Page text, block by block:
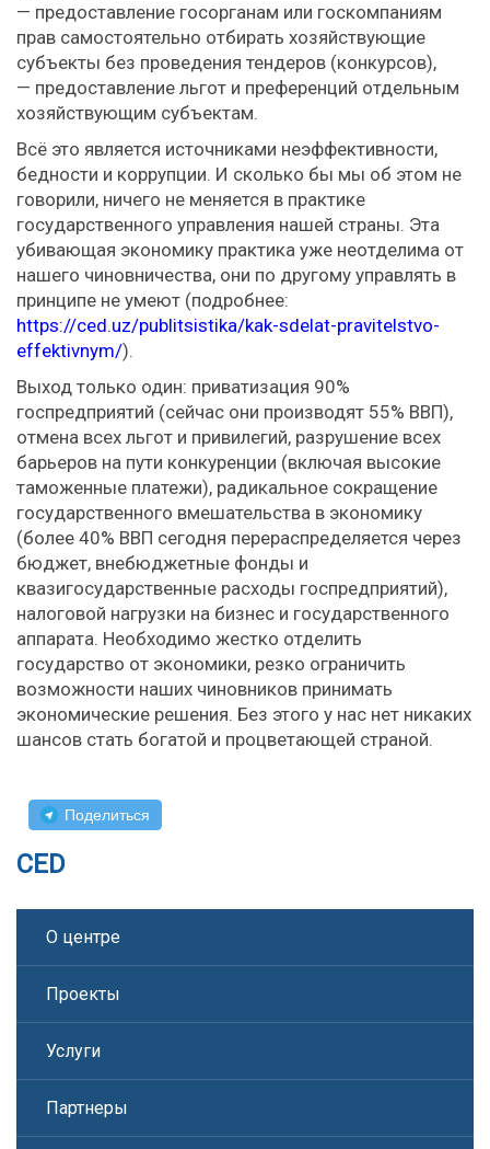
— предоставление госорганам или госкомпаниям
прав самостоятельно отбирать хозяйствующие
субъекты без проведения тендеров (конкурсов),
— предоставление льгот и преференций отдельным
хозяйствующим субъектам.
Всё это является источниками неэффективности,
бедности и коррупции. И сколько бы мы об этом не
говорили, ничего не меняется в практике
государственного управления нашей страны. Эта
убивающая экономику практика уже неотделима от
нашего чиновничества, они по другому управлять в
принципе не умеют (подробнее:
https://ced.uz/publitsistika/kak-sdelat-pravitelstvo-
effektivnym/).
Выход только один: приватизация 90%
госпредприятий (сейчас они производят 55% ВВП),
отмена всех льгот и привилегий, разрушение всех
барьеров на пути конкуренции (включая высокие
таможенные платежи), радикальное сокращение
государственного вмешательства в экономику
(более 40% ВВП сегодня перераспределяется через
бюджет, внебюджетные фонды и
квазигосударственные расходы госпредприятий),
налоговой нагрузки на бизнес и государственного
аппарата. Необходимо жестко отделить
государство от экономики, резко ограничить
возможности наших чиновников принимать
экономические решения. Без этого у нас нет никаких
шансов стать богатой и процветающей страной.
Поделиться
CED
О центре
Проекты
Услуги
Партнеры